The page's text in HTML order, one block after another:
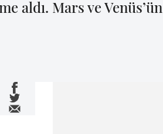
aldı. Mars ve Venüs’ün